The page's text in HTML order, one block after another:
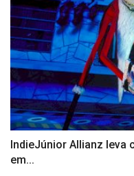
IndieJúnior Allianz leva
em...